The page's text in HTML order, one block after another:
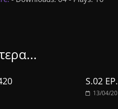
S.02
13/04/